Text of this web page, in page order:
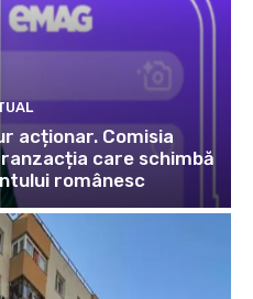
acționar. Comisia
care schimbă
românesc